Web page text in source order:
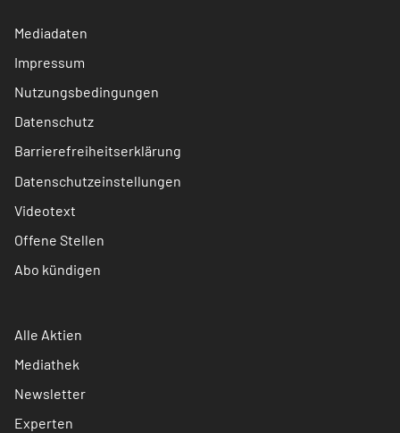
Mediadaten
Impressum
Nutzungsbedingungen
Datenschutz
Barrierefreiheitserklärung
Datenschutzeinstellungen
Videotext
Offene Stellen
Abo kündigen
Alle Aktien
Mediathek
Newsletter
Experten